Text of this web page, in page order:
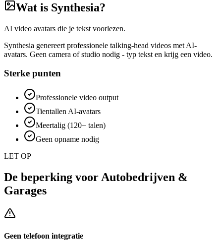
Wat is Synthesia?
AI video avatars die je tekst voorlezen.
Synthesia genereert professionele talking-head videos met AI-
avatars. Geen camera of studio nodig - typ tekst en krijg een video.
Sterke punten
Professionele video output
Tientallen AI-avatars
Meertalig (120+ talen)
Geen opname nodig
LET OP
De beperking voor Autobedrijven &
Garages
Geen telefoon integratie